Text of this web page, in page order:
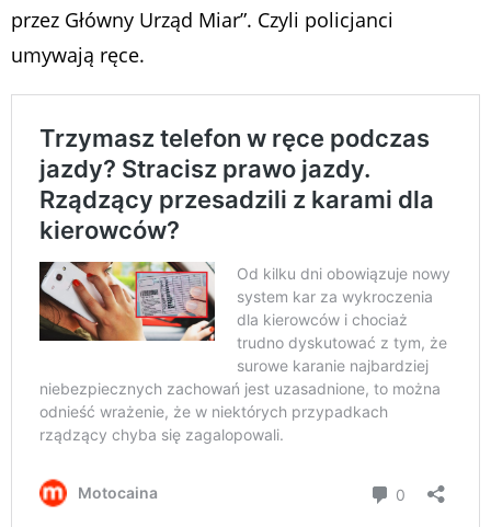
przez Główny Urząd Miar”. Czyli policjanci
umywają ręce.